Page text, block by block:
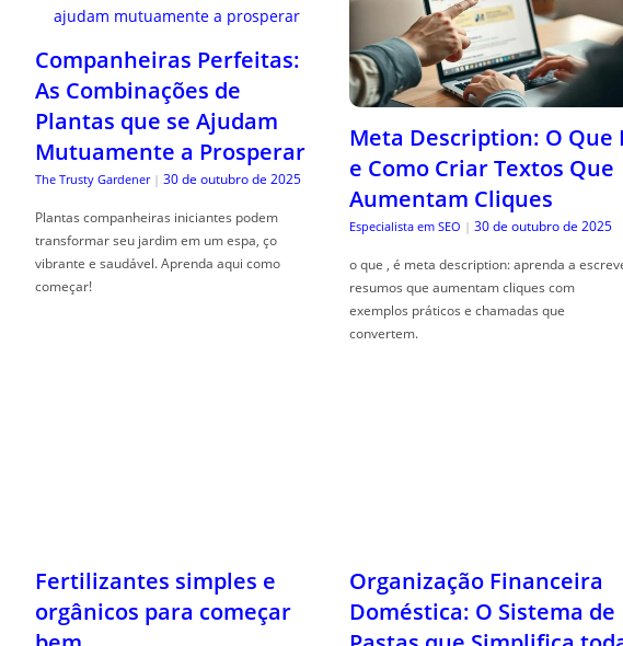
Companheiras Perfeitas:
As Combinações de
Plantas que se Ajudam
Mutuamente a Prosperar
The Trusty Gardener | 30 de outubro de 2025
Plantas companheiras iniciantes podem
transformar seu jardim em um espa, ço
vibrante e saudável. Aprenda aqui como
começar!
Meta Description: O Que
e Como Criar Textos Que
Aumentam Cliques
Especialista em SEO | 30 de outubro de 2025
o que , é meta description: aprenda a
resumos que aumentam cliques com
exemplos práticos e chamadas que
convertem.
Fertilizantes simples e
orgânicos para começar
Organização Financeira
Doméstica: O Sistema de